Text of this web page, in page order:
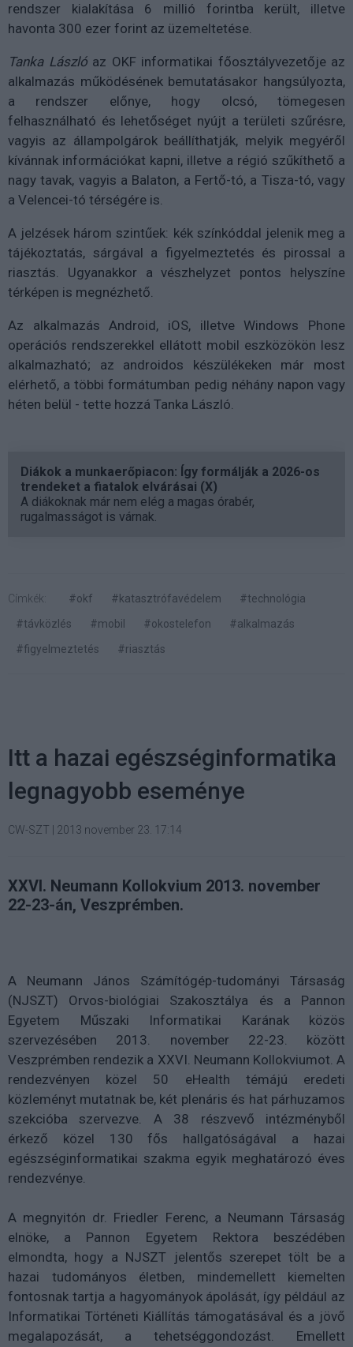
rendszer kialakítása 6 millió forintba került, illetve
havonta 300 ezer forint az üzemeltetése.
Tanka Lászlóaz OKF informatikai főosztályvezetője az
alkalmazás működésének bemutatásakor hangsúlyozta,
a rendszer előnye, hogy olcsó, tömegesen
felhasználható és lehetőséget nyújt a területi szűrésre,
vagyis az állampolgárok beállíthatják, melyik megyéről
kívánnak információkat kapni, illetve a régió szűkíthető a
nagy tavak, vagyis a Balaton, a Fertő-tó, a Tisza-tó, vagy
a Velencei-tó térségére is.
A jelzések három szintűek: kék színkóddal jelenik meg a
tájékoztatás, sárgával a figyelmeztetés és pirossal a
riasztás. Ugyanakkor a vészhelyzet pontos helyszíne
térképen is megnézhető.
Az alkalmazás Android, iOS, illetve Windows Phone
operációs rendszerekkel ellátott mobil eszközökön lesz
alkalmazható; az androidos készülékeken már most
elérhető, a többi formátumban pedig néhány napon vagy
héten belül - tette hozzá Tanka László.
Diákok a munkaerőpiacon: Így formálják a 2026-os
trendeket a fiatalok elvárásai (X)
A diákoknak már nem elég a magas órabér,
rugalmasságot is várnak.
Címkék: #okf #katasztrófavédelem
#technológia
#távközlés
#mobil #okostelefon
#alkalmazás
#figyelmeztetés
#riasztás
Itt a hazai egészséginformatika
legnagyobb eseménye
CW-SZT 2013 november 23. 17:14
XXVI. Neumann Kollokvium 2013. november
22-23-án, Veszprémben.
A Neumann János Számítógép-tudományi Társaság
(NJSZT) Orvos-biológiai Szakosztálya és a Pannon
Egyetem Műszaki Informatikai Karának közös
szervezésében 2013. november 22-23. között
Veszprémben rendezik a XXVI. Neumann Kollokviumot. A
rendezvényen közel 50 eHealth témájú eredeti
közleményt mutatnak be, két plenáris és hat párhuzamos
szekcióba szervezve. A 38 részvevő intézményből
érkező közel 130 fős hallgatóságával a hazai
egészséginformatikai szakma egyik meghatározó éves
rendezvénye.
A megnyitón dr. Friedler Ferenc, a Neumann Társaság
elnöke, a Pannon Egyetem Rektora beszédében
elmondta, hogy a NJSZT jelentős szerepet tölt be a
hazai tudományos életben, mindemellett kiemelten
fontosnak tartja a hagyományok ápolását, így például az
Informatikai Történeti Kiállítás támogatásával és a jövő
megalapozását, a tehetséggondozást. Emellett